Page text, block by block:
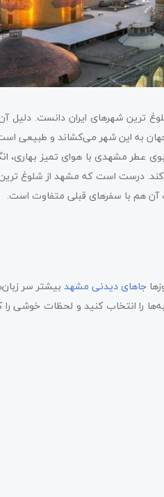
ترین شهرهای ایران دانست.
جهان به این شهر می‌کشاند و طبیعی
عطر مشهدی با هوای تمیز بهاری،
درست است که مشهد از شلوغ
هم با سفرهای قبلی متفاوت است.
جاهای دیدنی مشهدبیشتر سر
را انتخاب کنید و لحظات خوشی را